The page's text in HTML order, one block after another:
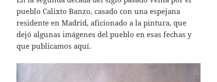
pueblo Calixto Banzo, casado con una espejana
residente en Madrid, aficionado a la pintura, que
dejó algunas imágenes del pueblo en esas fechas y
que publicamos aquí.